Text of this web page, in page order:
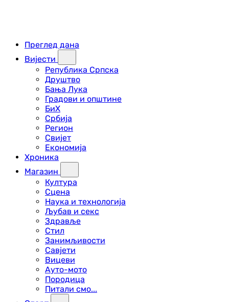
Преглед дана
Вијести
Република Српска
Друштво
Бања Лука
Градови и општине
БиХ
Србија
Регион
Свијет
Економија
Хроника
Магазин
Култура
Сцена
Наука и технологија
Љубав и секс
Здравље
Стил
Занимљивости
Савјети
Вицеви
Ауто-мото
Породица
Питали смо...